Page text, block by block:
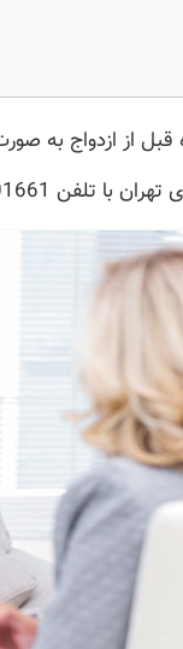
از ازدواج به
09108800910 تماس بگیرید .